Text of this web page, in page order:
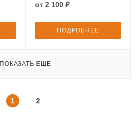
от 2 100 ₽
ПОДРОБНЕЕ
ПОКАЗАТЬ ЕЩЕ
1 2